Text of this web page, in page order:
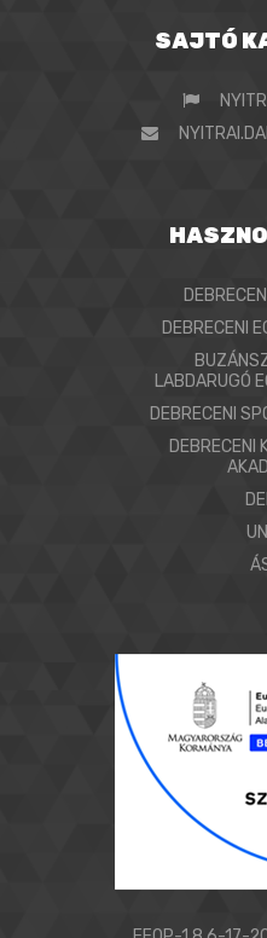
SAJTÓ
DEBRECENI
LABDARUGÓ
DEBRECENI
DEBRECENI